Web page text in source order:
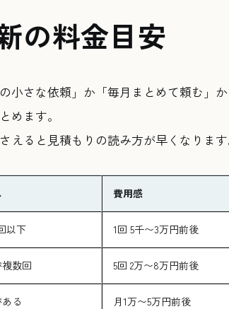
の料金目安
小さな依頼」か「毎月まとめて頼む」
めます。
ると見積もりの読み方が早くなります
費用感
以下 1回 5千〜3万円前後
数回 5回 2万〜8万円前後
る 月1万〜5万円前後